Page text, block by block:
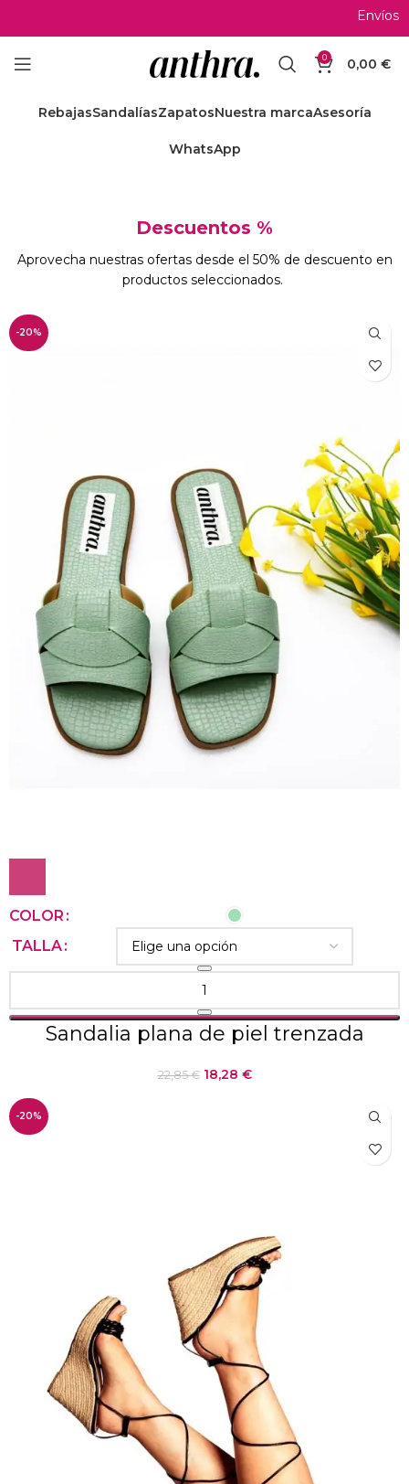
0 0,00 €
RebajasSandalíasZapatosNuestra marcaAsesoría
WhatsApp
Descuentos %
Aprovecha nuestras ofertas desde el 50% de descuento en
productos seleccionados.
-20%
COLOR
TALLA
Sandalia plana de piel trenzada
22,85€ 18,28 €
-20%
Envíos gratis a